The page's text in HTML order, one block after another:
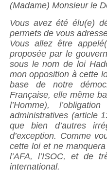
(Madame) Monsieur le
Vous avez été élu(e)
permets de vous
Vous allez être
proposée par le
sous le nom de loi
mon opposition à cette
base de notre
Française, elle même
l’Homme),
administratives (article
que bien d’autres
d’exception. Comme
cette loi et ne
l’AFA, l’ISOC, et de
international.